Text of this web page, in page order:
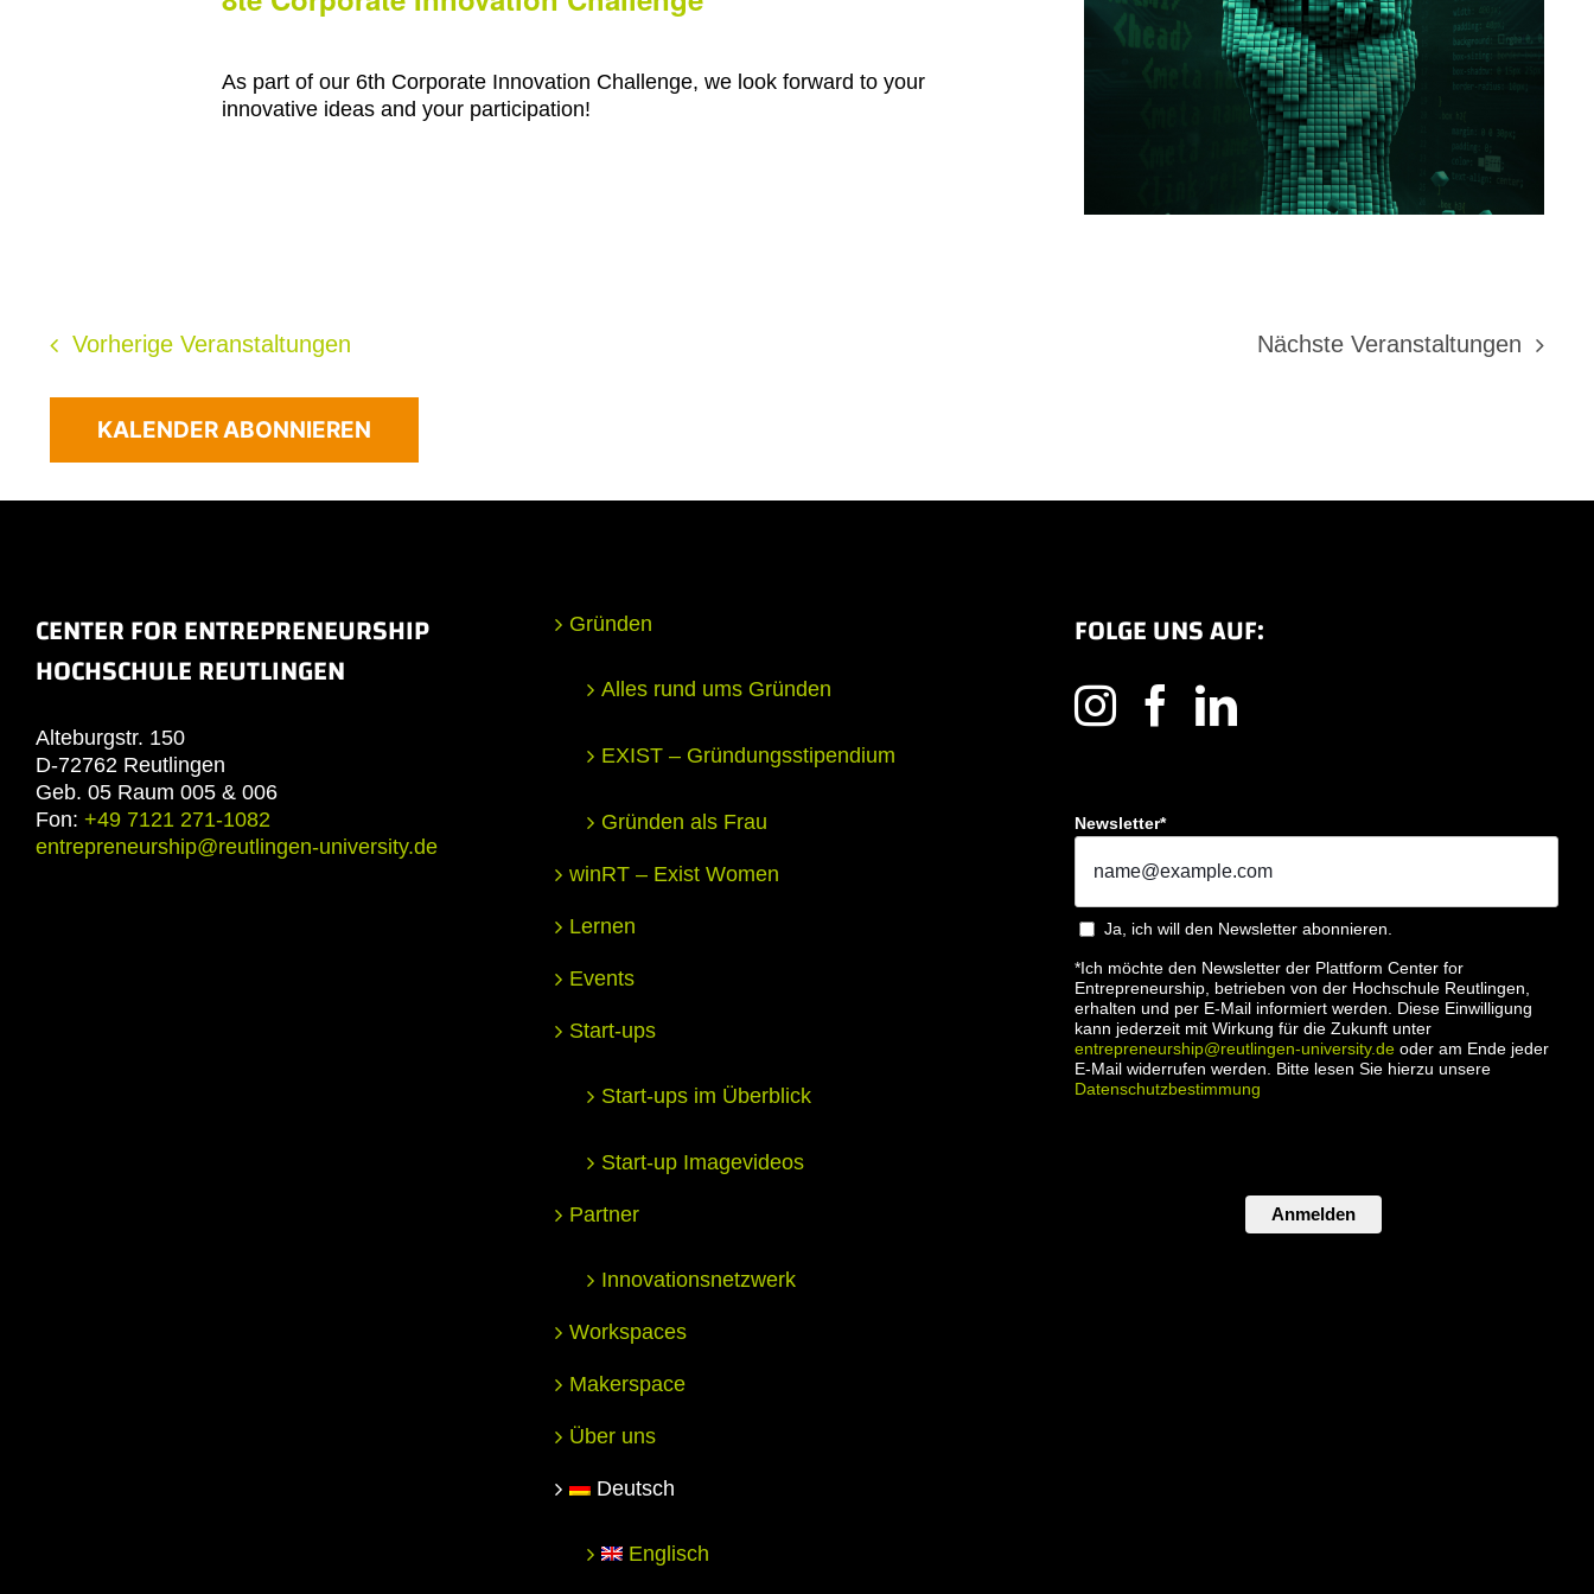
As part of our 6th Corporate Innovation Challenge, we look forward to your
innovative ideas and your participation!
Vorherige Veranstaltungen NächsteVeranstaltungen
KALENDER ABONNIEREN
CENTER FOR ENTREPRENEURSHIP
HOCHSCHULE REUTLINGEN
Alteburgstr. 150
D-72762 Reutlingen
Geb. 05 Raum 005 & 006
Fon: +49 7121 271-1082
entrepreneurship@reutlingen-university.de
Gründen
Alles rund ums Gründen
EXIST – Gründungsstipendium
Gründen als Frau
winRT – Exist Women
Lernen
Events
Start-ups
Start-ups im Überblick
Start-up Imagevideos
Partner
Innovationsnetzwerk
Workspaces
Makerspace
Über uns
Deutsch
Englisch
FOLGE UNS AUF:
Newsletter*
Ja, ich will den Newsletter abonnieren.
*Ich möchte den Newsletter der Plattform Center for
Entrepreneurship, betrieben von der Hochschule Reutlingen,
erhalten und per E-Mail informiert werden. Diese Einwilligung
kann jederzeit mit Wirkung für die Zukunft unter
entrepreneurship@reutlingen-university.de oder am Ende jeder
E-Mail widerrufen werden. Bitte lesen Sie hierzu unsere
Datenschutzbestimmung
Anmelden